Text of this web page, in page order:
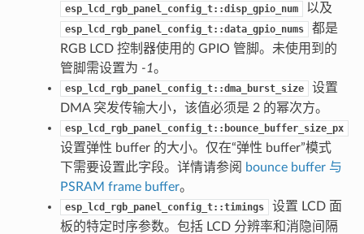
esp_lcd_rgb_panel_config_t::disp_gpio_num 以及
esp_lcd_rgb_panel_config_t::data_gpio_nums
都是
RGB LCD 控制器使用的 GPIO 管脚。未使用到的
管脚需设置为 -1。
esp_lcd_rgb_panel_config_t::dma_burst_size
设置
DMA 突发传输大小，该值必须是 2 的幂次方。
esp_lcd_rgb_panel_config_t::bounce_buffer_size_px
设置弹性 buffer 的大小。仅在“弹性 buffer”模式
下需要设置此字段。详情请参阅 bounce buffer 与
PSRAM frame buffer。
esp_lcd_rgb_panel_config_t::timings
设置 LCD 面
板的特定时序参数。包括 LCD 分辨率和消隐间隔